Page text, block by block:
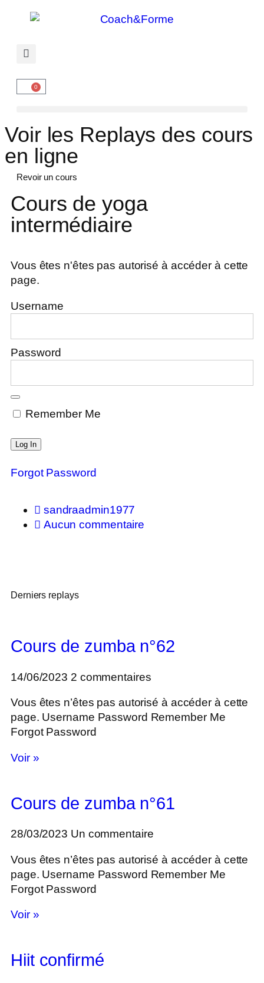
0
Voir les Replays des cours
en ligne
Revoir un cours
Cours de yoga
intermédiaire
Vous êtes n'êtes pas autorisé à accéder à cette
page.
Username
Password
Remember Me
Forgot Password
sandraadmin1977
Aucun commentaire
Derniers replays
Cours de zumba n°62
14/06/2023 2 commentaires
Vous êtes n’êtes pas autorisé à accéder à cette
page. Username Password Remember Me
Forgot Password
Voir »
Cours de zumba n°61
28/03/2023 Un commentaire
Vous êtes n’êtes pas autorisé à accéder à cette
page. Username Password Remember Me
Forgot Password
Voir »
Hiit confirmé